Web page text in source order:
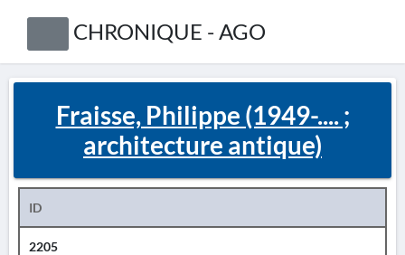
CHRONIQUE - AGO
Fraisse, Philippe (1949-.... ;
architecture antique)
ID
2205